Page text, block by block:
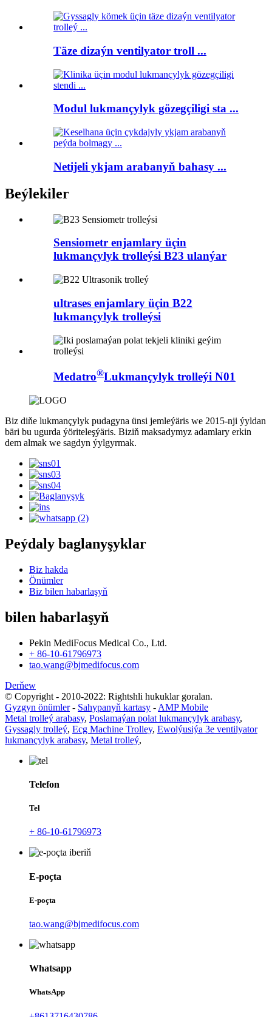
Täze dizaýn ventilyator troll ...
Modul lukmançylyk gözegçiligi sta ...
Netijeli ykjam arabanyň bahasy ...
Beýlekiler
Sensiometr enjamlary üçin
lukmançylyk trolleýsi B23 ulanýar
ultrases enjamlary üçin B22
lukmançylyk trolleýsi
Medatro®Lukmançylyk trolleýi N01
Biz diňe lukmançylyk pudagyna ünsi jemleýäris we 2015-nji ýyldan
bäri bu ugurda ýöriteleşýäris. Biziň maksadymyz adamlary erkin
dem almak we sagdyn ýylgyrmak.
Peýdaly baglanyşyklar
Biz hakda
Önümler
Biz bilen habarlaşyň
bilen habarlaşyň
Pekin MediFocus Medical Co., Ltd.
+ 86-10-61796973
tao.wang@bjmedifocus.com
Derňew
© Copyright - 2010-2022: Rightshli hukuklar goralan.
Gyzgyn önümler- Sahypanyň kartasy - AMP Mobile
Metal trolleý arabasy, Poslamaýan polat lukmançylyk arabasy,
Gyssagly trolleý, Ecg Machine Trolley, Ewolýusiýa 3e ventilyator
lukmançylyk arabasy, Metal trolleý,
Telefon
Tel
+ 86-10-61796973
E-poçta
E-poçta
tao.wang@bjmedifocus.com
Whatsapp
WhatsApp